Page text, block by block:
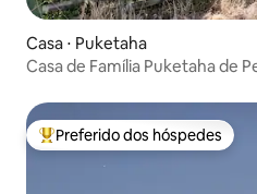
Casa ⋅ Puketaha
Casa de Família Puketaha de
Entre os melhores preferidos
Preferido dos hóspedes